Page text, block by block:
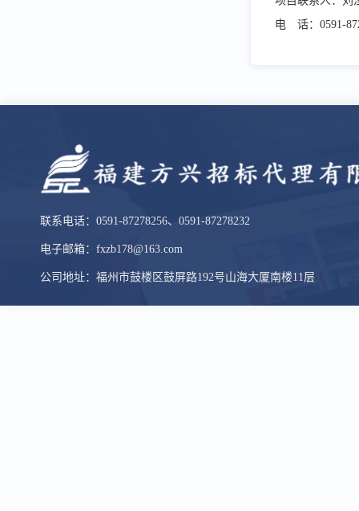
电 话：0591-
联系电话：0591-87278256、0591-87278232
电子邮箱：fxzb178@163.com
公司地址：福州市鼓楼区鼓屏路192号山海大厦南楼11层